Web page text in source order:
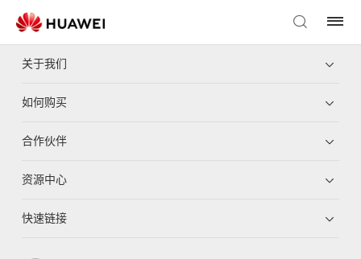
关于我们
如何购买
合作伙伴
资源中心
快速链接